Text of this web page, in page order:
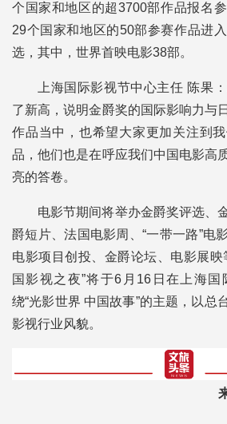
个国家和地区的超3700部作品报名
29个国家和地区的50部参赛作品进
选，其中，世界首映电影38部。
上海国际影视节中心主任 陈果
了新高，说明金爵奖的国际影响力与
作品当中，也希望大家更加关注到
品，他们也是在呼应我们中国电影高
亮的答卷。
电影节期间将举办金爵奖评选、
爵短片、法国电影周、“一带一路”电
电影项目创投、金爵论坛、电影展映
国影视之夜”将于6月16日在上海国
绕“光影世界 中国故事”的主题，以总
影视行业风貌。